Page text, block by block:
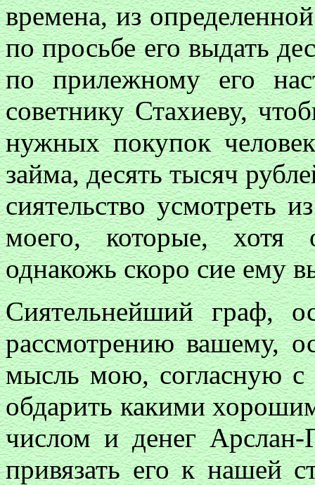
времена, из
по просьбе его выдать
по прилежному его
советнику Стахиеву,
нужных покупок
займа, десять тысяч
сиятельство усмотреть
моего, которые, хотя
однакожь скоро сие ему
Сиятельнейший граф,
рассмотрению вашему,
мысль мою, согласную с
обдарить какими
числом и денег Арслан-
привязать его к нашей